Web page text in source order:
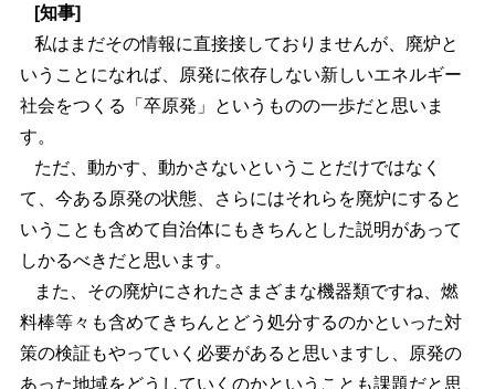
[知事]
私はまだその情報に直接接しておりませんが、廃炉と
いうことになれば、原発に依存しない新しいエネルギー
社会をつくる「卒原発」というものの一歩だと思いま
す。
ただ、動かす、動かさないということだけではなく
て、今ある原発の状態、さらにはそれらを廃炉にすると
いうことも含めて自治体にもきちんとした説明があって
しかるべきだと思います。
また、その廃炉にされたさまざまな機器類ですね、燃
料棒等々も含めてきちんとどう処分するのかといった対
策の検証もやっていく必要があると思いますし、原発の
あった地域をどうしていくのかということも課題だと思